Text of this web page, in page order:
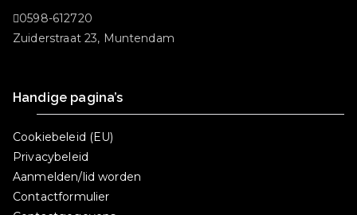
0598-612720
Zuiderstraat 23, Muntendam
Handige pagina’s
Cookiebeleid (EU)
Privacybeleid
Aanmelden/lid worden
Contactformulier